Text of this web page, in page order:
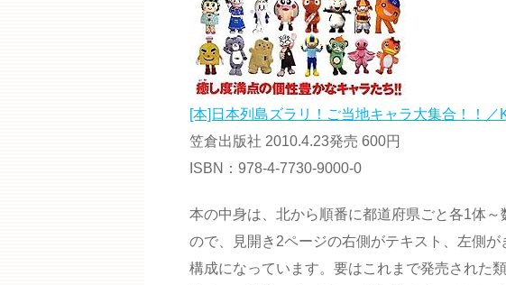
[本]日本列島ズラリ！ご当地キャラ大集合！！／
笠倉出版社 2010.4.23発売 600円
ISBN：978-4-7730-9000-0
本の中身は、北から順番に都道府県ごと各1体
ので、見開き2ページの右側がテキスト、左側が
構成になっています。要はこれまで発売された